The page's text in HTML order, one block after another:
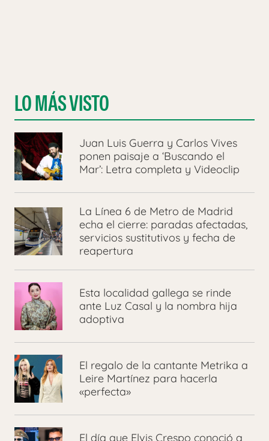
LO MÁS VISTO
Juan Luis Guerra y Carlos Vives
ponen paisaje a ‘Buscando el
Mar’: Letra completa y Videoclip
La Línea 6 de Metro de Madrid
echa el cierre: paradas afectadas,
servicios sustitutivos y fecha de
reapertura
Esta localidad gallega se rinde
ante Luz Casal y la nombra hija
adoptiva
El regalo de la cantante Metrika a
Leire Martínez para hacerla
«perfecta»
El día que Elvis Crespo conoció a